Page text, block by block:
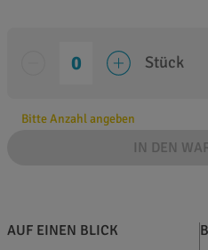
Stück
Bitte Anzahl angeben
IN DEN
AUF EINEN BLICK